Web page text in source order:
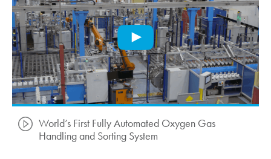
World’s First Fully Automated Oxygen Gas
Handling and Sorting System